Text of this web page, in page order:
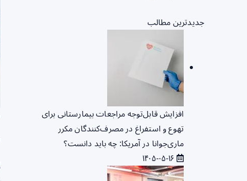
جدیدترین مطالب
افزایش قابل‌توجه مراجعات بیمارستانی برای
تهوع و استفراغ در مصرف‌کنندگان مکرر
ماری‌جوانا در آمریکا: چه باید دانست؟